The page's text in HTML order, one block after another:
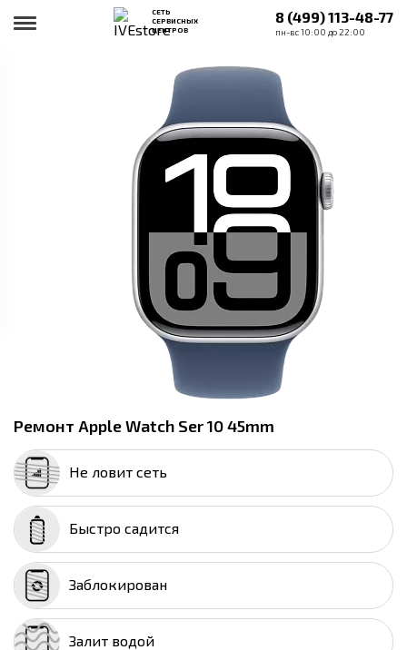
СЕТЬ
СЕРВИСНЫХ
ЦЕНТРОВ
8 (499) 113-48-77
пн-вс 10:00 до 22:00
Ремонт Apple Watch Ser 10 45mm
Не ловит сеть
Быстро садится
Заблокирован
Залит водой